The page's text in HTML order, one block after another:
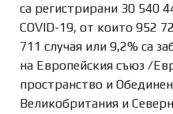
са регистрирани 30 540
COVID-19, от които 952
711 случая или 9,2% са
на Европейския съюз /
пространство и
Великобритания и